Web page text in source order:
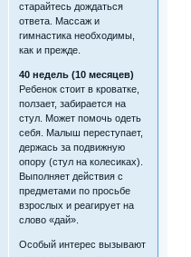
старайтесь дождаться
ответа. Массаж и
гимнастика необходимы,
как и прежде.
40 недель (10 месяцев)
Ребенок стоит в кроватке,
ползает, забирается на
стул. Может помочь одеть
себя. Малыш переступает,
держась за подвижную
опору (стул на колесиках).
Выполняет действия с
предметами по просьбе
взрослых и реагирует на
слово «дай».
Особый интерес вызывают